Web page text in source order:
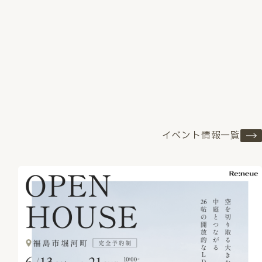
イベント情報一覧